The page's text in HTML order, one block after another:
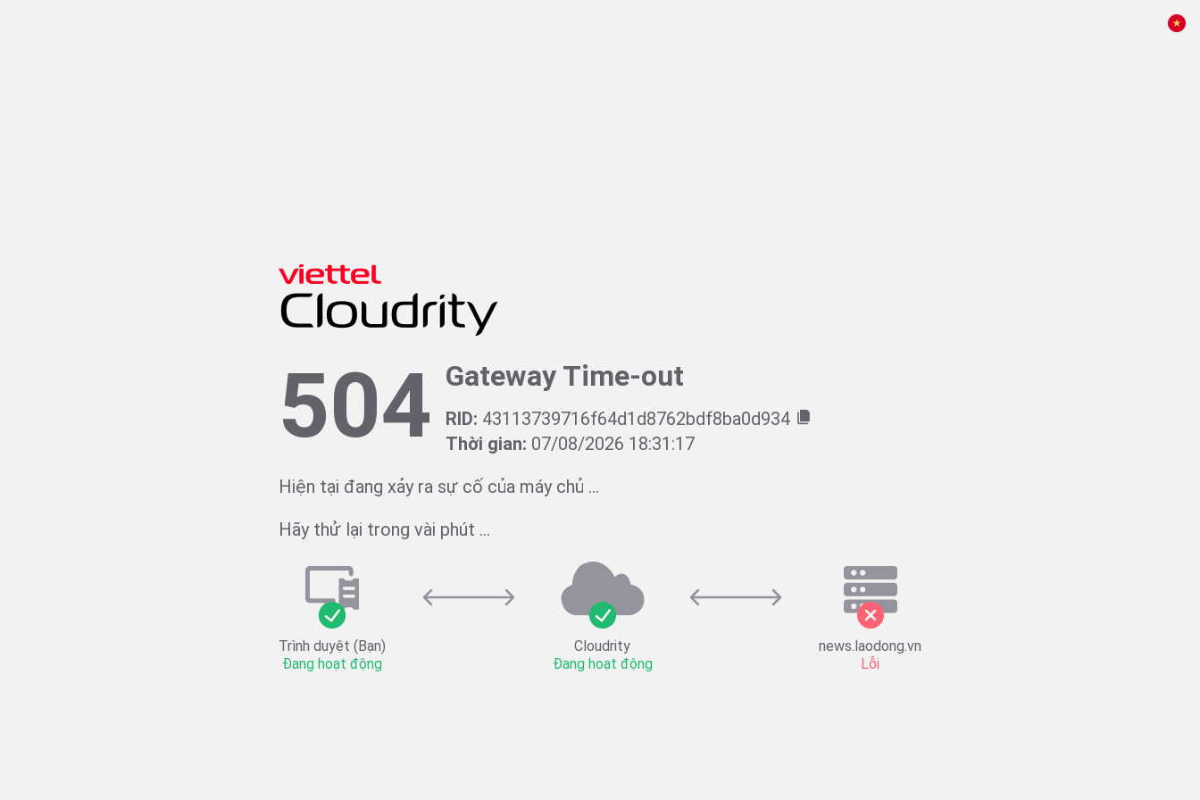
504 Gateway Time-out
RID: 43113739716f64d1d8762bdf8ba0d934
Thời gian: 07/08/2026 18:31:17
Hiện tại đang xảy ra sự cố của máy chủ ...
Hãy thử lại trong vài phút ...
Trình duyệt (Bạn)
Đang hoạt động
Cloudrity
Đang hoạt động
news.laodong.vn
Lỗi